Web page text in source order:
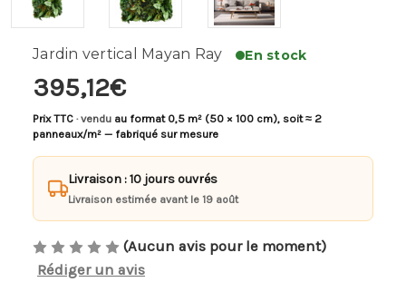
Jardin vertical Mayan Ray En stock
395,12€
Prix TTC · vendu au format 0,5 m² (50 × 100 cm), soit ≈ 2
panneaux/m² — fabriqué sur mesure
Livraison : 10 jours ouvrés
Livraison estimée avant le 19 août
(Aucun avis pour le moment)
Rédiger un avis